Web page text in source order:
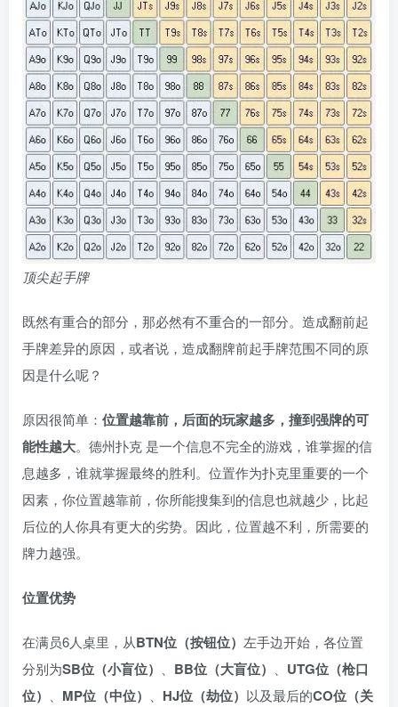
顶尖起手牌
既然有重合的部分，那必然有不重合的一部分。造成翻前起
手牌差异的原因，或者说，造成翻牌前起手牌范围不同的原
因是什么呢？
原因很简单： 位置越靠前，后面的玩家越多，撞到强牌的可
能性越大。德州扑克 是一个信息不完全的游戏，谁掌握的信
息越多，谁就掌握最终的胜利。位置作为扑克里重要的一个
因素，你位置越靠前，你所能搜集到的信息也就越少，比起
后位的人你具有更大的劣势。因此，位置越不利，所需要的
牌力越强。
位置优势
在满员6人桌里，从BTN位（按钮位） 左手边开始，各位置
分别为SB位（小盲位） BB位（大盲位）
UTG位（枪口
位）
MP位（中位） HJ位（劫位） 以及最后的CO位（关